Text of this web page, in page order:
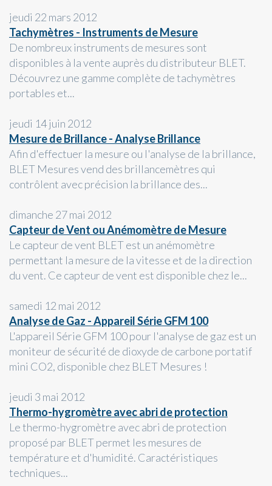
jeudi 22 mars 2012
Tachymètres - Instruments de Mesure
De nombreux instruments de mesures sont
disponibles à la vente auprès du distributeur BLET.
Découvrez une gamme complète de tachymètres
portables et...
jeudi 14 juin 2012
Mesure de Brillance - Analyse Brillance
Afin d'effectuer la mesure ou l'analyse de la brillance,
BLET Mesures vend des brillancemètres qui
contrôlent avec précision la brillance des...
dimanche 27 mai 2012
Capteur de Vent ou Anémomètre de Mesure
Le capteur de vent BLET est un anémomètre
permettant la mesure de la vitesse et de la direction
du vent. Ce capteur de vent est disponible chez le...
samedi 12 mai 2012
Analyse de Gaz - Appareil Série GFM 100
L'appareil Série GFM 100 pour l'analyse de gaz est un
moniteur de sécurité de dioxyde de carbone portatif
mini CO2, disponible chez BLET Mesures !
jeudi 3 mai 2012
Thermo-hygromètre avec abri de protection
Le thermo-hygromètre avec abri de protection
proposé par BLET permet les mesures de
température et d'humidité. Caractéristiques
techniques...